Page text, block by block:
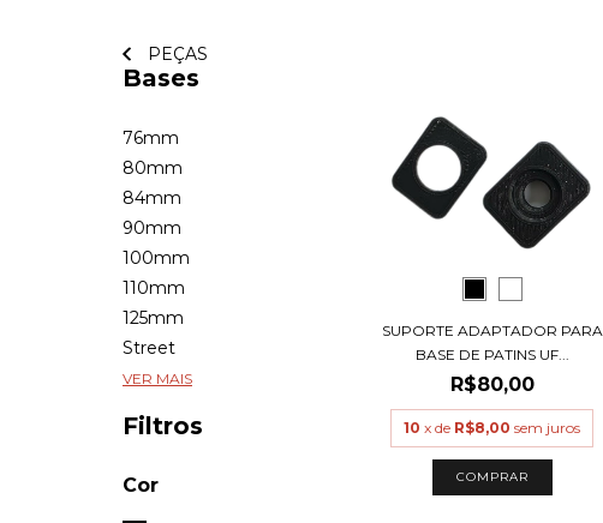
PEÇAS
Bases
76mm
80mm
84mm
90mm
100mm
110mm
125mm
Street
VER MAIS
Filtros
Cor
SUPORTE ADAPTADOR PARA
BASE DE PATINS UF...
R$80,00
10 x de R$8,00 sem juros
COMPRAR